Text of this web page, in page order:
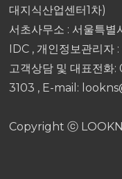
대지식산업센터1차)
서초사무소 : 서울특별
IDC , 개인정보관리자 :
고객상담 및 대표전화:
3103 , E-mail:
Copyright ⓒ